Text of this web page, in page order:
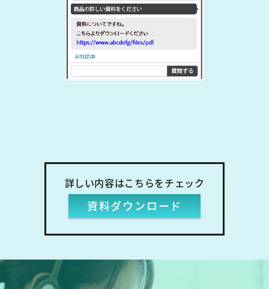
詳しい内容はこちらをチェック
資料ダウンロード